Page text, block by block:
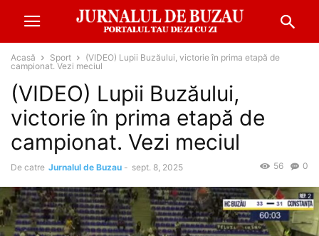
Acasă Sport
(VIDEO) Lupii Buzăului, victorie în prima etapă de
campionat. Vezi meciul
(VIDEO) Lupii Buzăului,
victorie în prima etapă de
campionat. Vezi meciul
De catre Jurnalul de Buzau - sept. 8, 2025 0
56